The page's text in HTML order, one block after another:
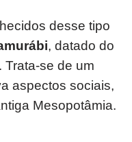
desse tipo
, datado do
Trata-se de um
aspectos sociais,
Mesopotâmia.